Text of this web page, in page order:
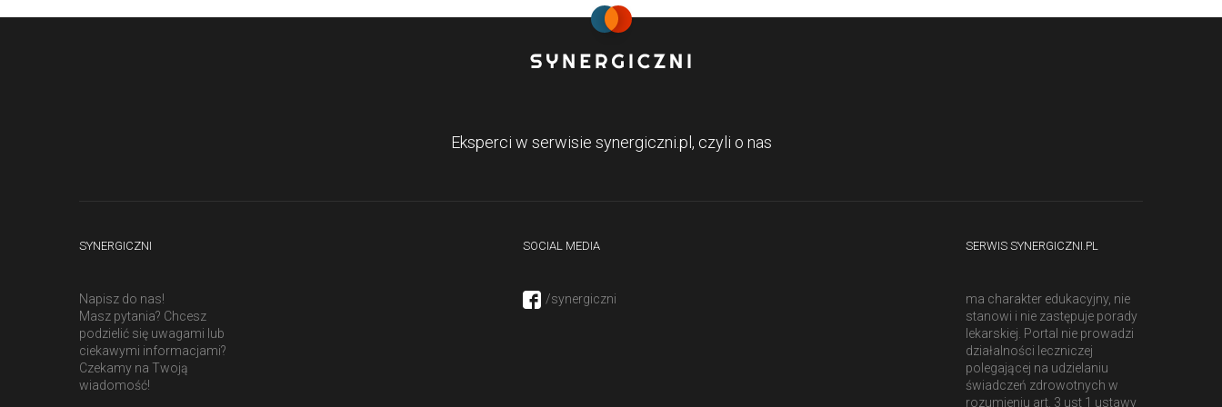
Eksperci w serwisie synergiczni.pl, czyli o nas
SYNERGICZNI
Napisz do nas!
Masz pytania? Chcesz
podzielić się uwagami lub
ciekawymi informacjami?
Czekamy na Twoją
wiadomość!
SOCIAL MEDIA
/synergiczni
SERWIS SYNERGICZNI.PL
ma charakter edukacyjny, nie
stanowi i nie zastępuje porady
lekarskiej. Portal nie prowadzi
działalności leczniczej
polegającej na udzielaniu
świadczeń zdrowotnych w
rozumieniu art. 3 ust 1 ustawy